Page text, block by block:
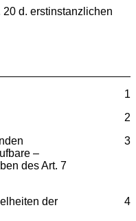
d. erstinstanzlichen
1
2
3
–
des Art. 7
4
der